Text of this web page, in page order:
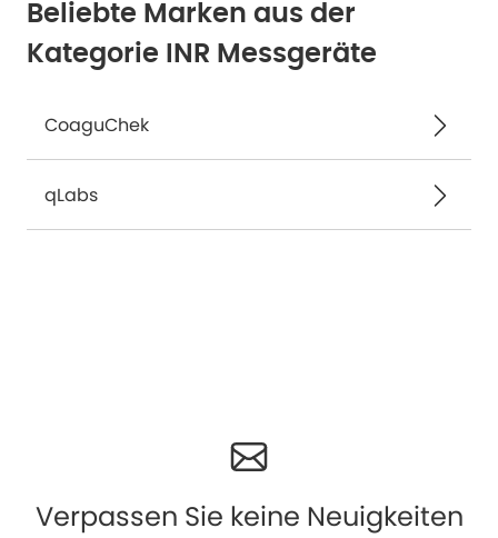
Beliebte Marken aus der
Kategorie INR Messgeräte
CoaguChek
qLabs
Verpassen Sie keine Neuigkeiten